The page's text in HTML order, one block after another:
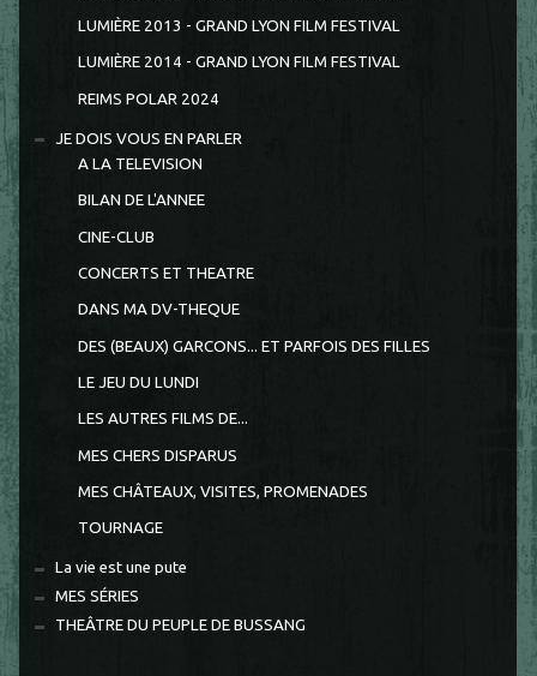
LUMIÈRE 2013 - GRAND LYON FILM FESTIVAL
LUMIÈRE 2014 - GRAND LYON FILM FESTIVAL
REIMS POLAR 2024
JE DOIS VOUS EN PARLER
A LA TELEVISION
BILAN DE L'ANNEE
CINE-CLUB
CONCERTS ET THEATRE
DANS MA DV-THEQUE
DES (BEAUX) GARCONS... ET PARFOIS DES FILLES
LE JEU DU LUNDI
LES AUTRES FILMS DE...
MES CHERS DISPARUS
MES CHÂTEAUX, VISITES, PROMENADES
TOURNAGE
La vie est une pute
MES SÉRIES
THEÂTRE DU PEUPLE DE BUSSANG